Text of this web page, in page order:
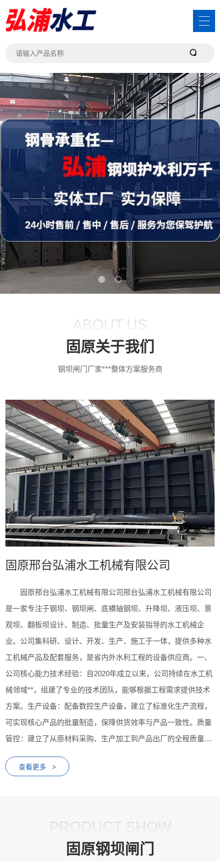
ABOUT US
固原关于我们
钢坝闸门厂家***整体方案服务商
固原邢台弘浦水工机械有限公司
固原邢台弘浦水工机械有限公司邢台弘浦水工机械有限公司
是一家专注于钢坝、钢坝闸、底横轴钢坝、升降坝、液压坝、景
观坝、翻板坝设计、制造、批量生产及安装指导的水工机械企
业。公司集科研、设计、开发、生产、施工于一体，提供多种水
工机械产品及配套服务，是省内外水利工程的设备供应商。一、
公司核心能力技术经验：自2020年成立以来，公司持续在水工机
械领域**，组建了专业的技术团队，能够根据工程需求提供技术
方案。生产设备：配备数控生产设备，建立了标准化生产流程，
可实现核心产品的批量制造，保障供货效率与产品一致性。质量
管控：建立了从原材料采购、生产加工到产品出厂的全程质量管
控体系，配备相应检测设备，对产品性能进行检测...
查看更多 >
PRODUCT SHOW
固原钢坝闸门